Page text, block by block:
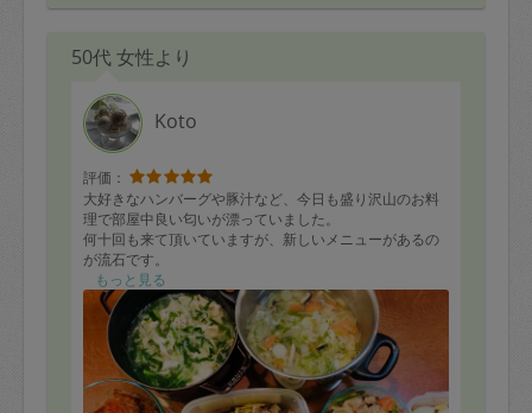
50代 女性より
Koto
評価：
大好きなハンバーグや豚汁など、今日も盛り沢山のお料
理で部屋中良い匂いが漂っていました。
何十回も来て頂いていますが、新しいメニューがあるの
が流石です。
そのなかに、大根の皮と椎茸の軸を細切りできんぴらに
した物があり、食材を無駄にしないkotoさんの姿勢に感
動しました。
味もとても美味しくて、すぐに無くなりました。
いつも本当にありがとうございます！
もっと見る